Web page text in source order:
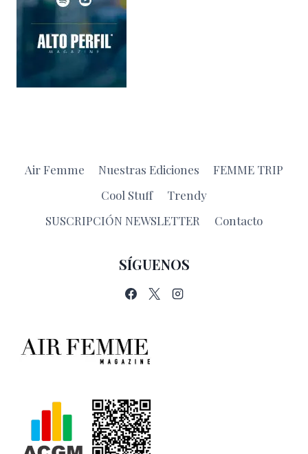
Air Femme Nuestras Ediciones
FEMME TRIP
Cool Stuff
Trendy
SUSCRIPCIÓN NEWSLETTER
Contacto
SÍGUENOS